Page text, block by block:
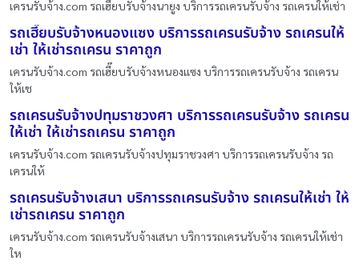
เครนรับจ้าง.com รถเฮี๊ยบรับจ้างนายูง บริการรถเครนรับจ้าง รถเครนให้เช่า
รถเฮี๊ยบรับจ้างหนองแซง บริการรถเครนรับจ้าง รถเครนให้
เช่า ให้เช่ารถเครน ราคาถูก
เครนรับจ้าง.com รถเฮี๊ยบรับจ้างหนองแซง บริการรถเครนรับจ้าง รถเครน
ให้เช
รถเครนรับจ้างปทุมราชวงศา บริการรถเครนรับจ้าง รถเครน
ให้เช่า ให้เช่ารถเครน ราคาถูก
เครนรับจ้าง.com รถเครนรับจ้างปทุมราชวงศา บริการรถเครนรับจ้าง รถ
เครนให้
รถเครนรับจ้างเสนา บริการรถเครนรับจ้าง รถเครนให้เช่า ให้
เช่ารถเครน ราคาถูก
เครนรับจ้าง.com รถเครนรับจ้างเสนา บริการรถเครนรับจ้าง รถเครนให้เช่า
ให